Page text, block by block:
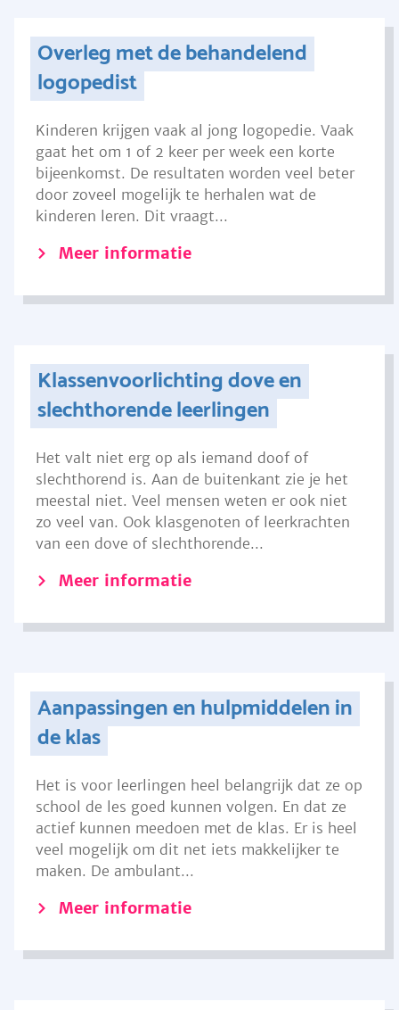
Overleg met de behandelend
logopedist
Kinderen krijgen vaak al jong logopedie. Vaak
gaat het om 1 of 2 keer per week een korte
bijeenkomst. De resultaten worden veel beter
door zoveel mogelijk te herhalen wat de
kinderen leren. Dit vraagt...
Meer informatie
Klassenvoorlichting dove en
slechthorende leerlingen
Het valt niet erg op als iemand doof of
slechthorend is. Aan de buitenkant zie je het
meestal niet. Veel mensen weten er ook niet
zo veel van. Ook klasgenoten of leerkrachten
van een dove of slechthorende...
Meer informatie
Aanpassingen en hulpmiddelen in
de klas
Het is voor leerlingen heel belangrijk dat ze op
school de les goed kunnen volgen. En dat ze
actief kunnen meedoen met de klas. Er is heel
veel mogelijk om dit net iets makkelijker te
maken. De ambulant...
Meer informatie